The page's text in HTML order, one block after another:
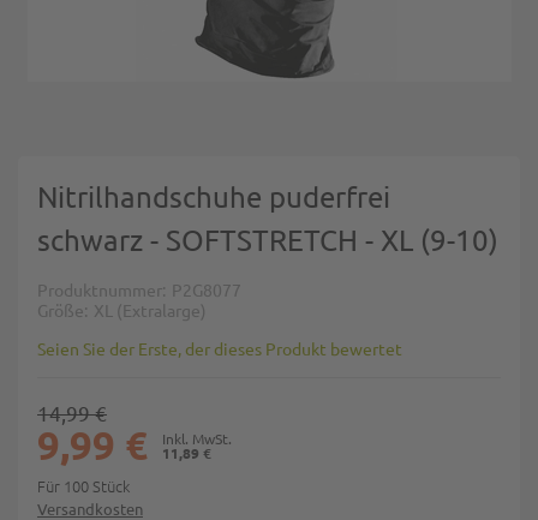
Nitrilhandschuhe puderfrei
schwarz - SOFTSTRETCH - XL (9-10)
Produktnummer P2G8077
Größe XL (Extralarge)
Seien Sie der Erste, der dieses Produkt bewertet
Versandkosten
11,89 €
9,99 €
14,99 €
Für 100 Stück